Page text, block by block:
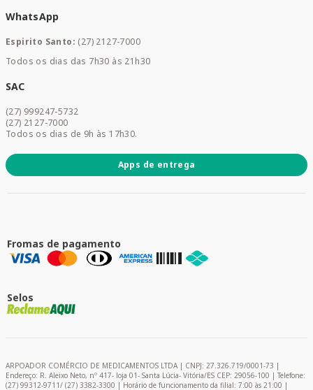
Saúde e Bem-estar
Mamães e Bebê
Dermocosméticos
Promoções
WhatsApp
Espirito Santo: (27) 2127-7000
Todos os dias das 7h30 às 21h30
SAC
(27) 999247-5732
(27) 2127-7000
Todos os dias de 9h às 17h30.
Apps de entrega
Fromas de pagamento
Selos
ARPOADOR COMÉRCIO DE MEDICAMENTOS LTDA | CNPJ: 27.326.719/0001-73 |
Endereço: R. Aleixo Neto, nº 417- loja 01- Santa Lúcia- Vitória/ES CEP: 29056-100 | Telefone:
(27) 99312-9711/ (27) 3382-3300 | Horário de funcionamento da filial: 7:00 às 21:00 |